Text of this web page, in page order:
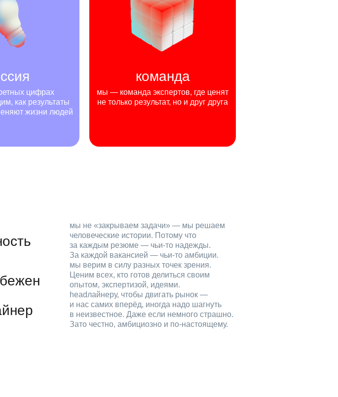
цифрах
как результаты
жизни людей
команда
мы — команда экспертов, где ценят
не только результат, но и друг друга
мы не «закрываем задачи» — мы решаем
человеческие истории. Потому что
за каждым резюме — чьи‑то надежды.
За каждой вакансией — чьи‑то амбиции.
мы верим в силу разных точек зрения.
Ценим всех, кто готов делиться своим
опытом, экспертизой, идеями.
headлайнеру, чтобы двигать рынок —
и нас самих вперёд, иногда надо шагнуть
в неизвестное. Даже если немного страшно.
Зато честно, амбициозно и по‑настоящему.